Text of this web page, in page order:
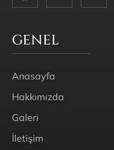
GENEL
Anasayfa
Hakkımızda
Galeri
İletişim